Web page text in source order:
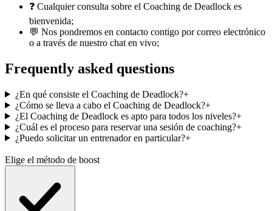
❓ Cualquier consulta sobre el Coaching de Deadlock es
bienvenida;
💬 Nos pondremos en contacto contigo por correo electrónico
o a través de nuestro chat en vivo;
Frequently asked questions
¿En qué consiste el Coaching de Deadlock?+
¿Cómo se lleva a cabo el Coaching de Deadlock?+
¿El Coaching de Deadlock es apto para todos los niveles?+
¿Cuál es el proceso para reservar una sesión de coaching?+
¿Puedo solicitar un entrenador en particular?+
Elige el método de boost